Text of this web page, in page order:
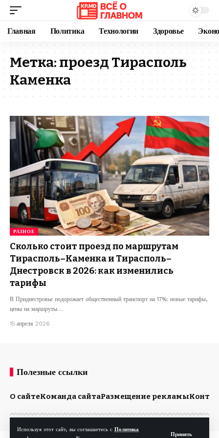
Используя этот сайт, вы соглашаетесь с Политика
Принять
Главная Политика Технологии Здоровье
Метка: проезд Тирасполь
Каменка
РАЗНОЕ
Сколько стоит проезд по маршрутам
Тирасполь–Каменка и Тирасполь–
Днестровск в 2026: как изменились
тарифы
В Приднестровье подорожает общественный транспорт на 17%: новые тарифы,
цены на маршруты…
15 апреля 2026
Полезные ссылки
О сайтеКоманда сайтаРазмещение рекламы